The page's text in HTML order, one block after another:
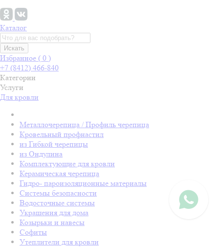
Каталог
Искать
Избранное ( 0 )
+7 (8412) 466-840
Категории
Услуги
Для кровли
Металлочерепица / Профиль черепица
Кровельный профнастил
из Гибкой черепицы
из Ондулина
Комплектующие для кровли
Керамическая черепица
Гидро- пароизоляционные материалы
Системы безопасности
Водосточные системы
Украшения для дома
Козырьки и навесы
Софиты
Утеплители для кровли